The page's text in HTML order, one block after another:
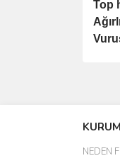
Top
NEDEN